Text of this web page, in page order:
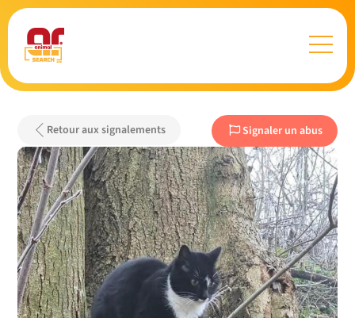
Retour aux signalements Signaler un abus